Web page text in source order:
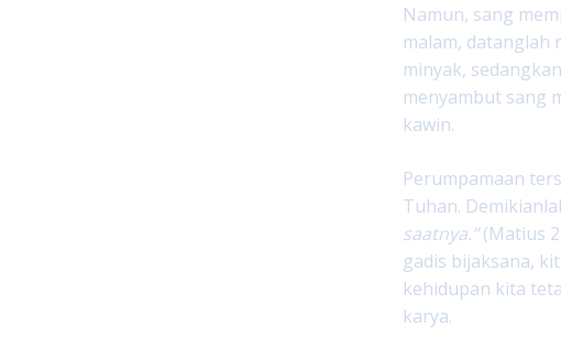
Namun, sang
malam, datanglah
minyak,
menyambut sang
kawin.
Perumpamaan
Tuhan.
saatnya.”(Matius
gadis bijaksana,
kehidupan kita
karya.